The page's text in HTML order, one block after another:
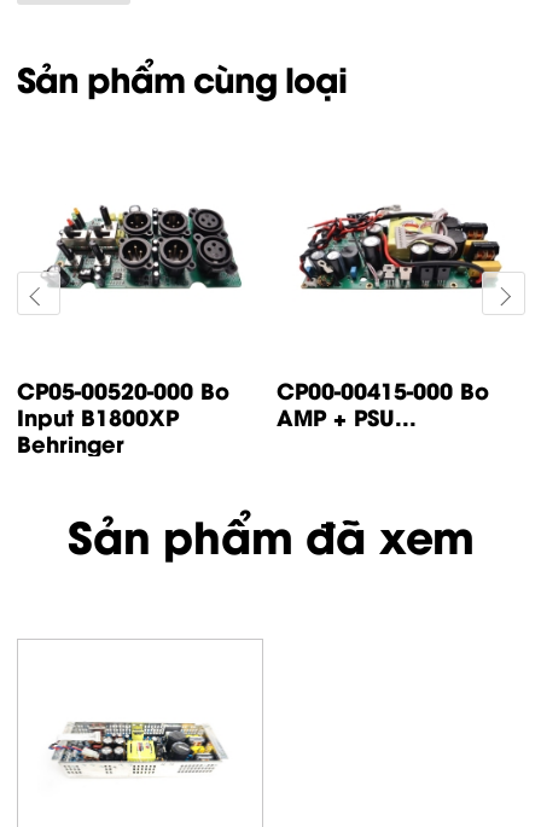
Sản phẩm cùng loại
CP05-00520-000 Bo
Input B1800XP
Behringer
CP00-00415-000 Bo
AMP + PSU...
Sản phẩm đã xem